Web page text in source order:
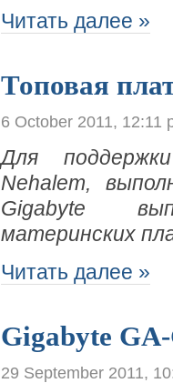
Читать далее »
Топовая
6 October 2011, 12:11
Для
Nehalem,
Gigabyte
материнских
Читать далее »
Gigabyte
29 September 2011,